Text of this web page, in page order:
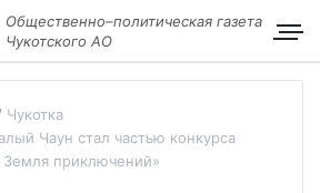
Общественно–политическая газета
Чукотского АО
Чукотка
Чаун стал частью конкурса
Земля приключений»